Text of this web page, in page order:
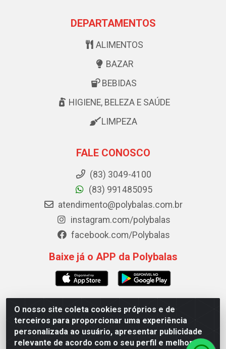
O nosso site coleta cookies próprios e de
terceiros para proporcionar uma experiência
personalizada ao usuário, apresentar publicidade
relevante de acordo com o seu perfil e melhorar a
DEPARTAMENTOS
ALIMENTOS
BAZAR
BEBIDAS
HIGIENE, BELEZA E SAÚDE
LIMPEZA
FALE CONOSCO
(83) 3049-4100
(83) 991485095
atendimento@polybalas.com.br
instagram.com/polybalas
facebook.com/Polybalas
Baixe já o APP da Polybalas
Polybalas - Rua João Miguel de Souza, 173 Galpão B -
Ernesto Geisel, João Pessoa/PB - CEP 58.075-075 - CNPJ
00.909.327/0002-61